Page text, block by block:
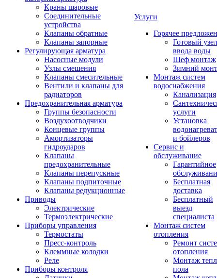
Краны шаровые
Соединительные
устройства
Клапаны обратные
Клапаны запорные
Регулирующая арматура
Насосные модули
Узлы смешения
Клапаны смесительные
Вентили и клапаны для
радиаторов
Предохранительная арматура
Группы безопасности
Воздухоотводчики
Концевые группы
Амортизаторы
гидроударов
Клапаны
предохранительные
Клапаны перепускные
Клапаны подпиточные
Клапаны редукционные
Приводы
Электрические
Термоэлектрические
Приборы управления
Термостаты
Пресс-контроль
Клеммные колодки
Реле
Приборы контроля
Услуги
Горячее
Готовый узел
ввода воды
Шеф монтаж
Зимний
Монтаж систем
водоснабжения
Канализация
услуги
Установка
и бойлеров
Сервис и
обслуживание
Гарантийное
Бесплатная
доставка
Бесплатный
выезд
специалиста
Монтаж систем
отопления
Ремонт
отопления
Монтаж
пола